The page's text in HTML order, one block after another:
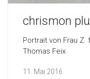
chrismon
Portrait von Frau Z.
Thomas Feix
11. Mai 2016